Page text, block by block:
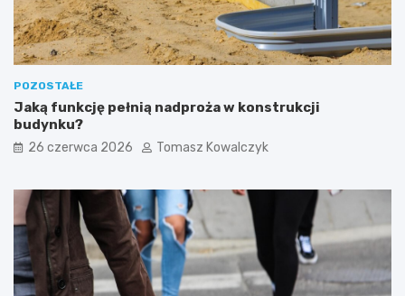
POZOSTAŁE
Jaką funkcję pełnią nadproża w konstrukcji
budynku?
26 czerwca 2026 Tomasz Kowalczyk